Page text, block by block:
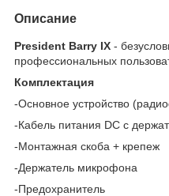
Описание
President Barry IX -
профессиональных
Комплектация
-Основное устройство
-Кабель питания DC с
-Монтажная скоба + крепеж
-Держатель микрофона
-Предохранитель